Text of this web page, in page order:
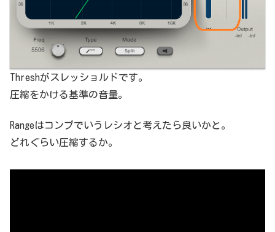
Threshがスレッショルドです。
圧縮をかける基準の音量。
Rangeはコンプでいうレシオと考えたら良いかと。
どれぐらい圧縮するか。